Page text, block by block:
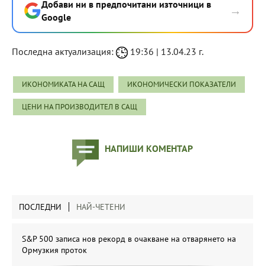
Добави ни в предпочитани източници в
Google
→
Последна актуализация: 19:36 | 13.04.23 г.
ИКОНОМИКАТА НА САЩ ИКОНОМИЧЕСКИ ПОКАЗАТЕЛИ
ЦЕНИ НА ПРОИЗВОДИТЕЛ В САЩ
НАПИШИ КОМЕНТАР
ПОСЛЕДНИ НАЙ-ЧЕТЕНИ
S&P 500 записа нов рекорд в очакване на отварянето на
Ормузкия проток